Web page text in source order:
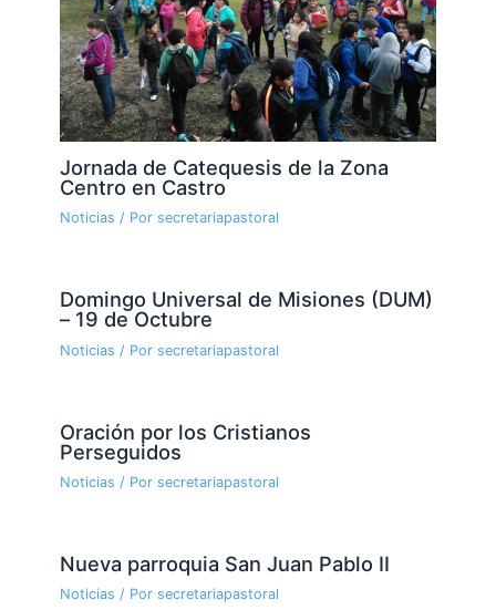
Jornada de Catequesis de la Zona
Centro en Castro
Noticias / Por secretariapastoral
Domingo Universal de Misiones (DUM)
– 19 de Octubre
Noticias / Por secretariapastoral
Oración por los Cristianos
Perseguidos
Noticias / Por secretariapastoral
Nueva parroquia San Juan Pablo II
Noticias / Por secretariapastoral